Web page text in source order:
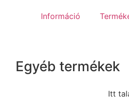
Információ
Egyéb termékek
Itt